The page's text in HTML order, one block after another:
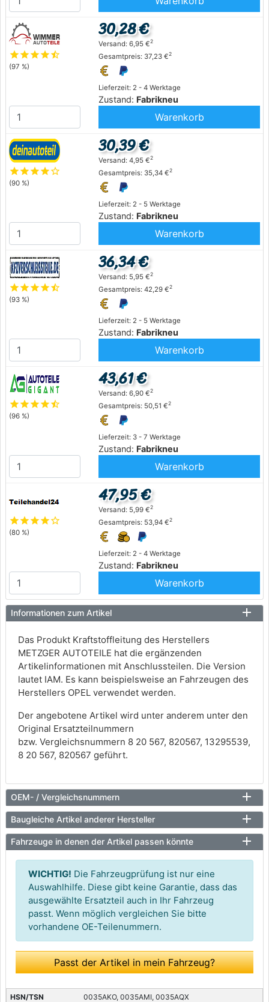
starstarstarstarstar_half
(97 %)
Lieferzeit: 2 - 4 Werktage
Zustand: Fabrikneu
30,28 €
Versand: 6,95 €2
Gesamtpreis: 37,23 €2
Warenkorb
starstarstarstarstar_outline
(90 %)
Lieferzeit: 2 - 5 Werktage
Zustand: Fabrikneu
30,39 €
Versand: 4,95 €2
Gesamtpreis: 35,34 €2
Warenkorb
starstarstarstarstar_half
(93 %)
Lieferzeit: 2 - 5 Werktage
Zustand: Fabrikneu
36,34 €
Versand: 5,95 €2
Gesamtpreis: 42,29 €2
Warenkorb
starstarstarstarstar_half
(96 %)
Lieferzeit: 3 - 7 Werktage
Zustand: Fabrikneu
43,61 €
Versand: 6,90 €2
Gesamtpreis: 50,51 €2
Warenkorb
starstarstarstarstar_outline
(80 %)
Lieferzeit: 2 - 4 Werktage
Zustand: Fabrikneu
47,95 €
Versand: 5,99 €2
Gesamtpreis: 53,94 €2
Warenkorb
Informationen zum Artikel
Das Produkt Kraftstoffleitung des Herstellers
METZGER AUTOTEILE hat die ergänzenden
Artikelinformationen mit Anschlussteilen. Die Version
lautet IAM. Es kann beispielsweise an Fahrzeugen des
Herstellers OPEL verwendet werden.
Der angebotene Artikel wird unter anderem unter den
Original Ersatzteilnummern
bzw. Vergleichsnummern 8 20 567, 820567, 13295539,
8 20 567, 820567 geführt.
OEM- / Vergleichsnummern
Baugleiche Artikel anderer Hersteller
Fahrzeuge in denen der Artikel passen könnte
WICHTIG! Die Fahrzeugprüfung ist nur eine
Auswahlhilfe. Diese gibt keine Garantie, dass das
ausgewählte Ersatzteil auch in Ihr Fahrzeug
passt. Wenn möglich vergleichen Sie bitte
vorhandene OE-Teilenummern.
Passt der Artikel in mein Fahrzeug?
0035AKO, 0035AMI, 0035AQX